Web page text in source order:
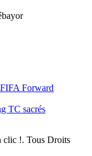
Forward
TC sacrés
clic !. Tous Droits